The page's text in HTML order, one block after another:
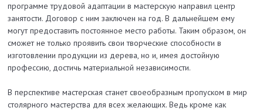
программе трудовой адаптации в мастерскую направил центр
занятости. Договор с ним заключен на год. В дальнейшем ему
могут предоставить постоянное место работы. Таким образом, он
сможет не только проявить свои творческие способности в
изготовлении продукции из дерева, но и, имея достойную
профессию, достичь материальной независимости.
В перспективе мастерская станет своеобразным пропуском в мир
столярного мастерства для всех желающих. Ведь кроме как